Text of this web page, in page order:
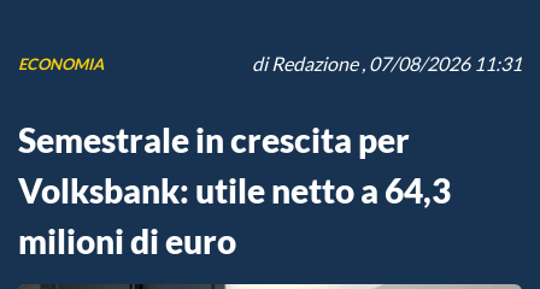
ECONOMIA diRedazione, 07/08/2026 11:31
Semestrale in crescita per
Volksbank: utile netto a 64,3
milioni di euro